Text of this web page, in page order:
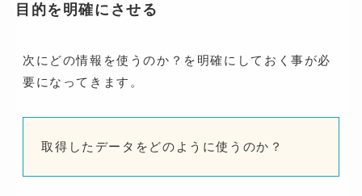
目的を明確にさせる
次にどの情報を使うのか？を明確にしておく事が必
要になってきます。
取得したデータをどのように使うのか？